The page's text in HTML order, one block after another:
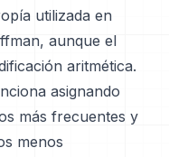
utilizada en
aunque el
aritmética.
asignando
más frecuentes y
menos